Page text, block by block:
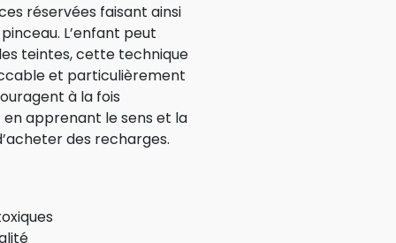
réservées faisant ainsi
L’enfant peut
teintes, cette technique
et particulièrement
à la fois
apprenant le sens et la
des recharges.